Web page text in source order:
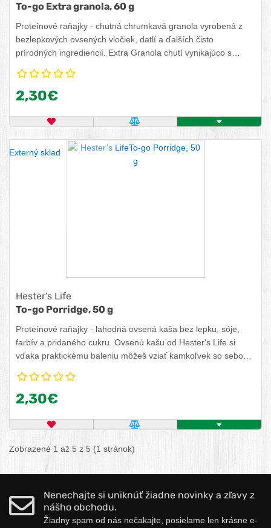
To-go Extra granola, 60 g
Proteínové raňajky - chutná chrumkavá granola vyrobená z
bezlepkových ovsených vločiek, datlí a ďalších čisto
prírodných ingrediencií. Extra Granola chutí vynikajúco s
si ju vychutnáte samotnú ako chrumkavú zdravú desiatu
kedykoľvek počas dňa na doplnenie energie. Vyber si granolu
2,30€
OBĽÚBENÝ PRODUKTPOROVNAŤ PRODUKT
KÚPIŤ
Externý sklad
Hester’s Life
To-go Porridge, 50 g
Proteínové raňajky - lahodná ovsená kaša bez lepku, sóje,
farbív a pridaného cukru. Ovsenú kašu od Hester's Life si
vďaka praktickému baleniu môžeš vziať kamkoľvek so sebou.
kašu si stačí hodiť do tašky a vychutnať si zdravé raňajky v
práci, škole alebo aj na výlete! Špeciálne mletý jemný ovos
vegánov a vegetariánov.
2,30€
OBĽÚBENÝ PRODUKTPOROVNAŤ PRODUKT
KÚPIŤ
Zobrazené 1 až 5 z 5 (1 stránok)
Nenechajte si uniknúť žiadne novinky a zľavy z
nášho obchodu.
Žiadny spam od nás nečakajte, posielame len krásne e-